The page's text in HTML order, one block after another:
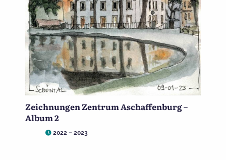
Zeichnungen Zentrum Aschaffenburg –
Album 2
2022 – 2023